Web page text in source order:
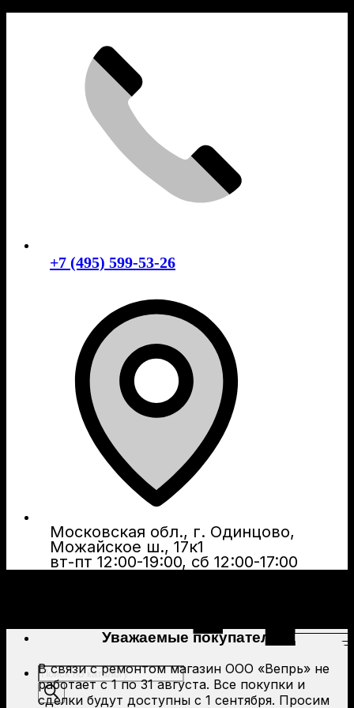
+7 (495) 599-53-26
Московская обл., г. Одинцово,
Можайское ш., 17к1
вт-пт 12:00-19:00, сб 12:00-17:00
Поиск
товаров
Уважаемые покупатели!
В связи с ремонтом магазин ООО «Вепрь» не
работает с 1 по 31 августа. Все покупки и
сделки будут доступны с 1 сентября. Просим